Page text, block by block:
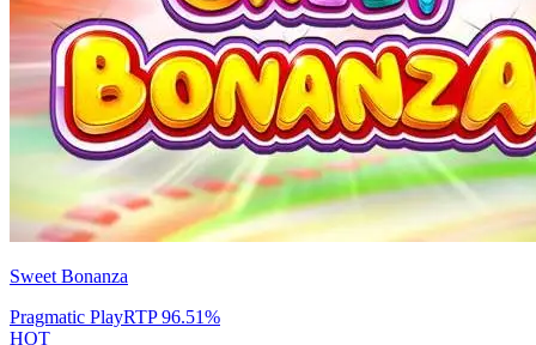
Sweet Bonanza
Pragmatic PlayRTP96.51%
HOT